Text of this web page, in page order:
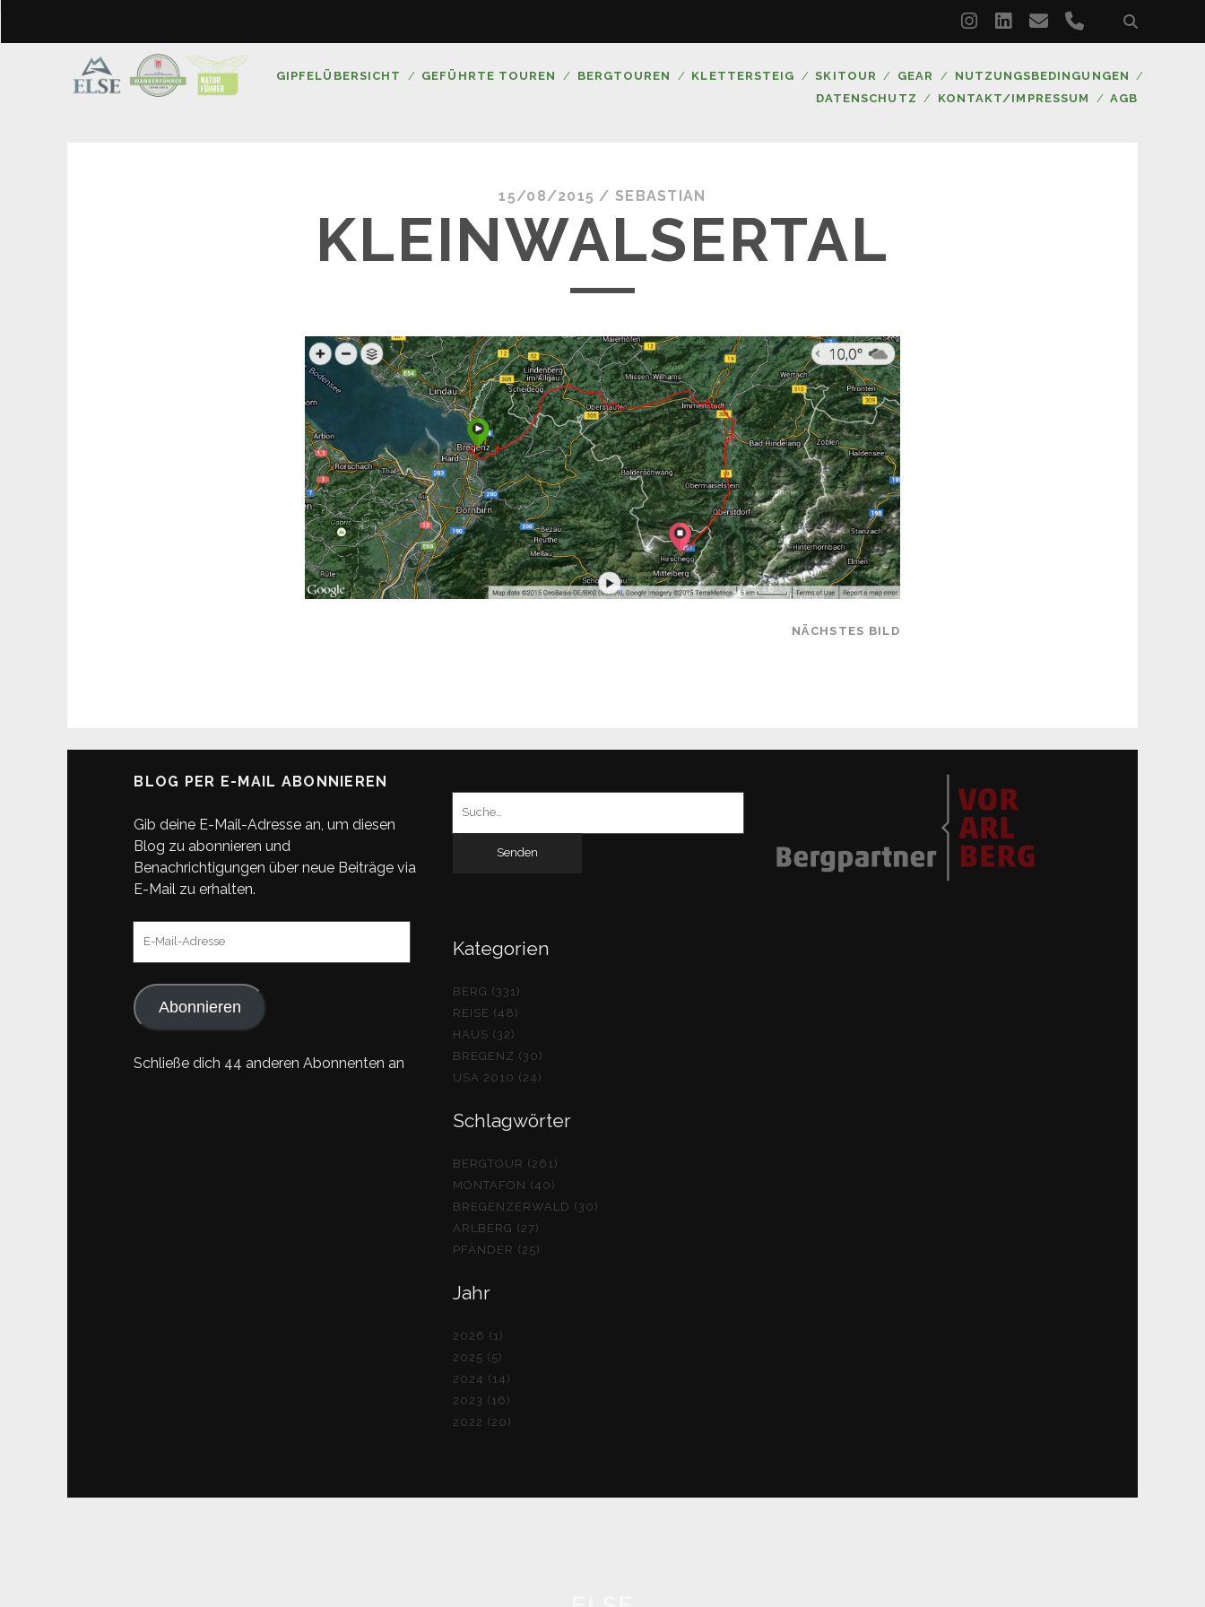
instagram
linkedin
emailphone
GIPFELÜBERSICHT GEFÜHRTE TOUREN BERGTOUREN KLETTERSTEIG SKITOUR GEAR
NUTZUNGSBEDINGUNGEN
DATENSCHUTZ
KONTAKT/IMPRESSUM AGB
15/08/2015 / SEBASTIAN
KLEINWALSERTAL
NÄCHSTES BILD
BLOG PER E-MAIL ABONNIEREN
Gib deine E-Mail-Adresse an, um diesen
Blog zu abonnieren und
Benachrichtigungen über neue Beiträge via
E-Mail zu erhalten.
Abonnieren
Schließe dich 44 anderen Abonnenten an
Kategorien
BERG (331)
REISE (48)
HAUS (32)
BREGENZ (30)
USA 2010 (24)
Schlagwörter
BERGTOUR (261)
MONTAFON (40)
BREGENZERWALD (30)
ARLBERG (27)
PFÄNDER (25)
Jahr
2026 (1)
2025 (5)
2024 (14)
2023 (16)
2022 (20)